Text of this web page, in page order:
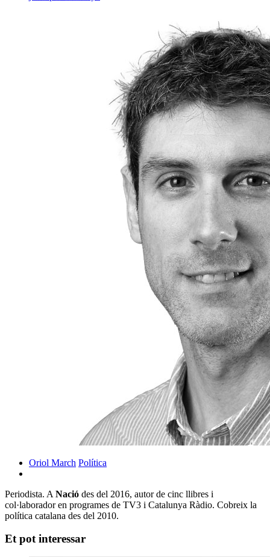
Oriol March Política
Periodista. A Nació des del 2016, autor de cinc llibres i
col·laborador en programes de TV3 i Catalunya Ràdio. Cobreix la
política catalana des del 2010.
Et pot interessar